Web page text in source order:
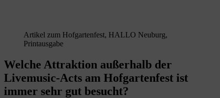
Artikel zum Hofgartenfest, HALLO Neuburg,
Printausgabe
Welche Attraktion außerhalb der
Livemusic-Acts am Hofgartenfest ist
immer sehr gut besucht?